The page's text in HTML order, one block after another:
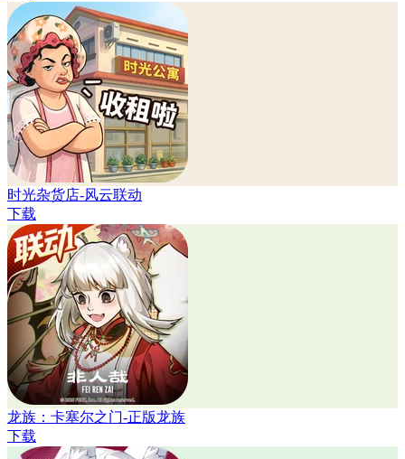
时光杂货店-风云联动
下载
龙族：卡塞尔之门-正版龙族
下载